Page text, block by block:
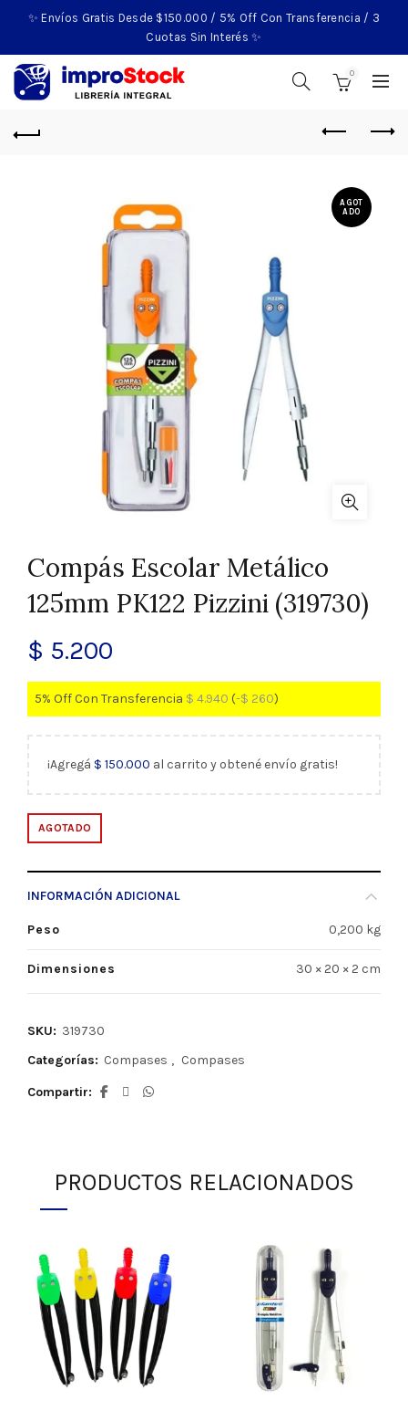
✨ Envíos Gratis Desde $150.000 / 5% Off Con Transferencia / 3
Cuotas Sin Interés ✨
0
AGOT
ADO
Compás Escolar Metálico
125mm PK122 Pizzini (319730)
$ 5.200
5% Off Con Transferencia $ 4.940 (-$ 260)
¡Agregá $ 150.000 al carrito y obtené envío gratis!
AGOTADO
INFORMACIÓN ADICIONAL
Peso 0,200 kg
Dimensiones 30 × 20 × 2 cm
SKU: 319730
Categorías: Compases , Compases
Compartir
PRODUCTOS RELACIONADOS